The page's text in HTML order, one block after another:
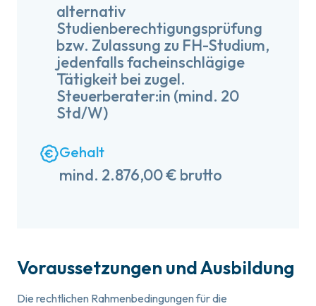
alternativ
Studienberechtigungsprüfung
bzw. Zulassung zu FH-Studium,
jedenfalls facheinschlägige
Tätigkeit bei zugel.
Steuerberater:in (mind. 20
Std/W)
Gehalt
mind. 2.876,00 € brutto
Voraussetzungen und Ausbildung
Die rechtlichen Rahmenbedingungen für die